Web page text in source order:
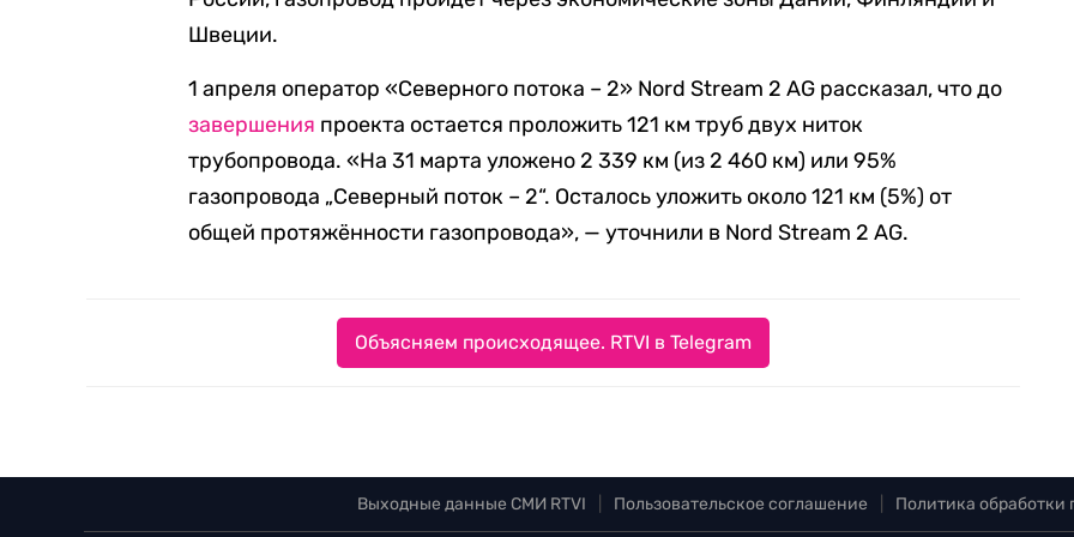
Швеции.
1 апреля оператор «Северного потока – 2» Nord Stream 2 AG рассказал, что до
завершения проекта остается проложить 121 км труб двух ниток
трубопровода. «На 31 марта уложено 2 339 км (из 2 460 км) или 95%
газопровода „Северный поток – 2“. Осталось уложить около 121 км (5%) от
общей протяжённости газопровода», — уточнили в Nord Stream 2 AG.
Объясняем происходящее. RTVI в Telegram
Выходные данные СМИ RTVI Пользовательское соглашение Политика